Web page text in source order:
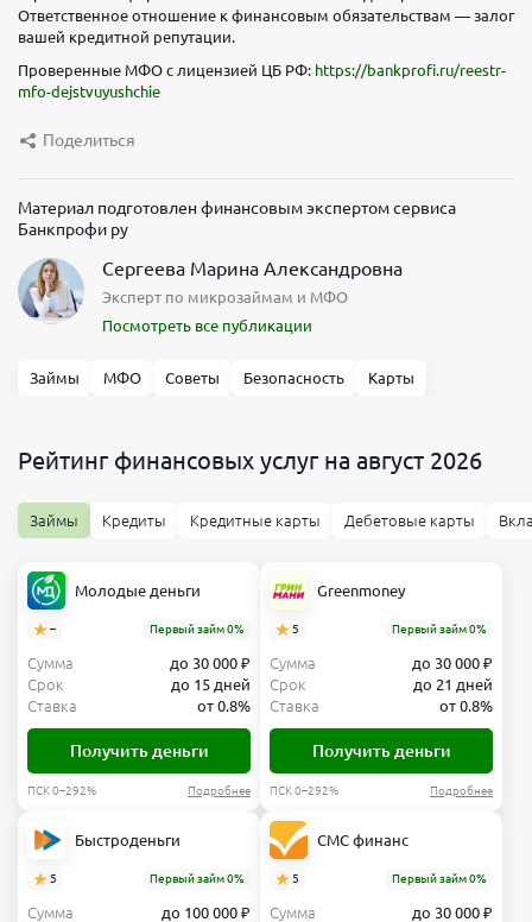
Ответственное отношение к финансовым обязательствам — залог
вашей кредитной репутации.
Проверенные МФО с лицензией ЦБ РФ: https://bankprofi.ru/reestr-
mfo-dejstvuyushchie
Поделиться
Материал подготовлен финансовым экспертом сервиса
Банкпрофи ру
Сергеева Марина Александровна
Эксперт по микрозаймам и МФО
Посмотреть все публикации
Займы МФО Советы Безопасность Карты
Рейтинг финансовых услуг на август 2026
Займы Кредиты Кредитные карты Дебетовые карты
Молодые деньги
– Первый займ 0%
Сумма
до 30 000 ₽
Срок
до 15 дней
Ставка
от 0.8%
Получить деньги
ПСК 0–292% Подробнее
Greenmoney
5 Первый займ 0%
Сумма
до 30 000 ₽
Срок
до 21 дней
Ставка
от 0.8%
Получить деньги
ПСК 0–292% Подробнее
Быстроденьги
5 Первый займ 0%
Сумма
до 100 000 ₽
СМС финанс
5 Первый займ 0%
Сумма
до 30 000 ₽